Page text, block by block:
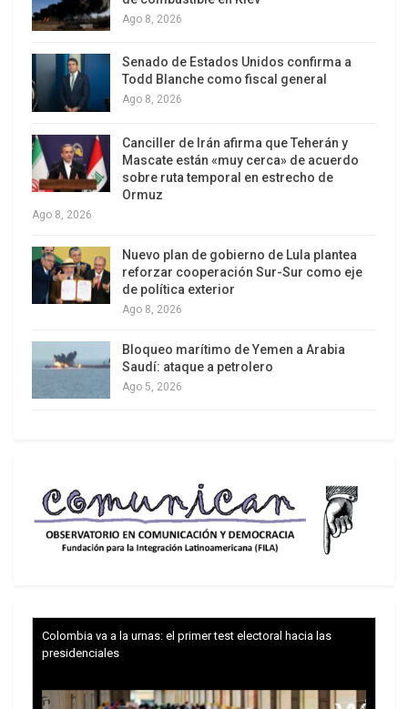
Ago 8, 2026
Senado de Estados Unidos confirma a
Todd Blanche como fiscal general
Ago 8, 2026
Canciller de Irán afirma que Teherán y
Mascate están «muy cerca» de acuerdo
sobre ruta temporal en estrecho de
Ormuz
Ago 8, 2026
Nuevo plan de gobierno de Lula plantea
reforzar cooperación Sur-Sur como eje
de política exterior
Ago 8, 2026
Bloqueo marítimo de Yemen a Arabia
Saudí: ataque a petrolero
Ago 5, 2026
Colombia va a la urnas: el primer test electoral hacia las
presidenciales